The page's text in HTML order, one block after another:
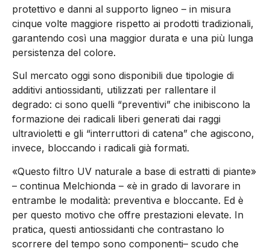
protettivo e danni al supporto ligneo – in misura
cinque volte maggiore rispetto ai prodotti tradizionali,
garantendo così una maggior durata e una più lunga
persistenza del colore.
Sul mercato oggi sono disponibili due tipologie di
additivi antiossidanti, utilizzati per rallentare il
degrado: ci sono quelli “preventivi” che inibiscono la
formazione dei radicali liberi generati dai raggi
ultravioletti e gli “interruttori di catena” che agiscono,
invece, bloccando i radicali già formati.
«Questo filtro UV naturale a base di estratti di piante»
– continua Melchionda – «è in grado di lavorare in
entrambe le modalità: preventiva e bloccante. Ed è
per questo motivo che offre prestazioni elevate. In
pratica, questi antiossidanti che contrastano lo
scorrere del tempo sono componenti– scudo che